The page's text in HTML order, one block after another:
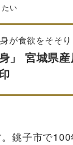
たい
が食欲をそそ
」 宮城県
銚子市で